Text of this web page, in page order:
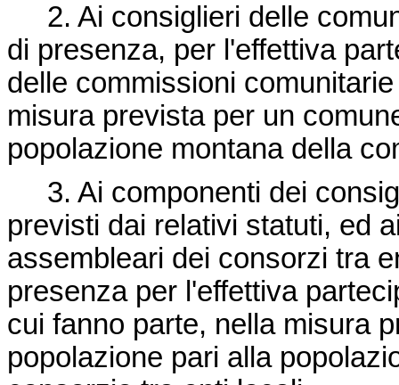
2. Ai consiglieri delle
di presenza, per l'effettiva
delle commissioni
misura prevista per un
popolazione montana della
3. Ai componenti dei
previsti dai relativi statuti, ed
assembleari dei consorzi tra
presenza per l'effettiva
cui fanno parte, nella misura
popolazione pari alla